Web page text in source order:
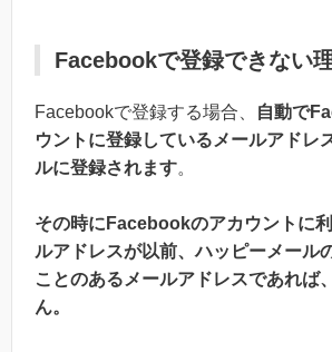
Facebookで登録できない
Facebookで登録する場合、
自動で
ウントに登録しているメールアドレ
ルに登録されます。
その時にFacebookのアカウントに
ルアドレスが以前、ハッピーメール
ことのあるメールアドレスであれば
ん。